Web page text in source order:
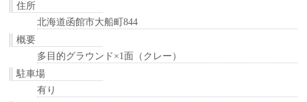
住所
北海道函館市大船町844
概要
多目的グラウンド×1面（クレー）
駐車場
有り